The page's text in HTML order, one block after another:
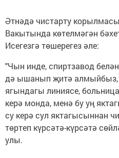
Әтнәдә чистарту
Вакытында көтелмәгән
Исегезгә төшерегез әле:
"Чын инде, спиртзавод
дә ышанып җитә алмыйбыз,
ягындагы линиясе,
керә монда, менә бу уң
су керә сул яктагысыннан
төртеп күрсәтә-күрсәтә
улы.